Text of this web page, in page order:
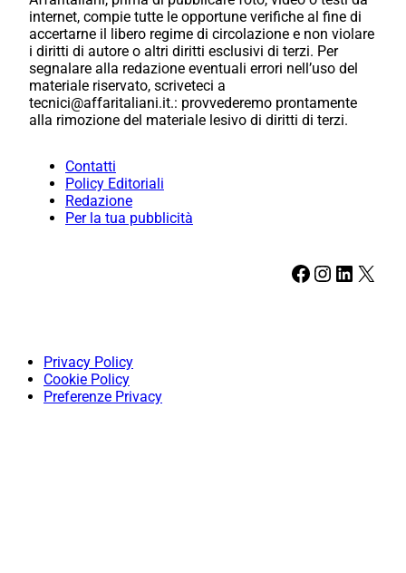
internet, compie tutte le opportune verifiche al fine di
accertarne il libero regime di circolazione e non violare
i diritti di autore o altri diritti esclusivi di terzi. Per
segnalare alla redazione eventuali errori nell’uso del
materiale riservato, scriveteci a
tecnici@affaritaliani.it.: provvederemo prontamente
alla rimozione del materiale lesivo di diritti di terzi.
Contatti
Policy Editoriali
Redazione
Per la tua pubblicità
Facebook Instagram LinkedIn X
Privacy Policy
Cookie Policy
Preferenze Privacy